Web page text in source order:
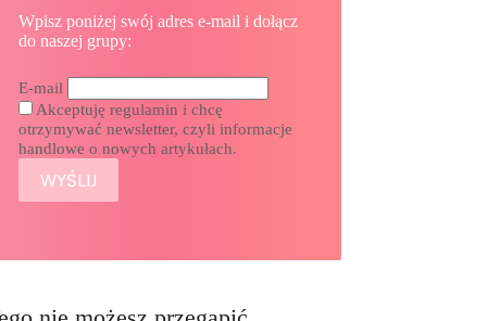
Wpisz poniżej swój adres e-mail i dołącz
do naszej grupy:
E-mail
Akceptuję regulamin i chcę
otrzymywać newsletter, czyli informacje
handlowe o nowych artykułach.